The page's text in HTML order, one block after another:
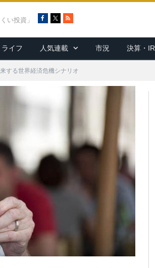
い投資」
c
e
b
o
R
S
イフ 人気連載 市況 決算・IR
する世界経済危機シナリオ